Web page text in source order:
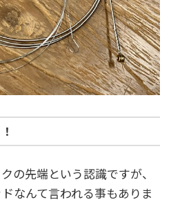
の先端という認識ですが、
なんて言われる事もありま